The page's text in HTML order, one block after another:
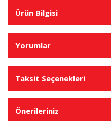
Ürün Bilgisi
Yorumlar
Taksit Seçenekleri
Önerileriniz